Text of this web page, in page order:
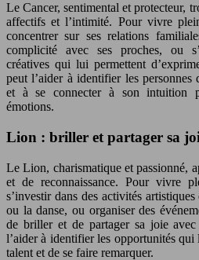
Le Cancer, sentimental et protecteur,
affectifs et l’intimité. Pour vivre
concentrer sur ses relations
complicité avec ses proches, ou
créatives qui lui permettent
peut l’aider à identifier les
et à se connecter à son intuition
émotions.
Lion : briller et partager sa
Le Lion, charismatique et passionné,
et de reconnaissance. Pour vivre
s’investir dans des activités
ou la danse, ou organiser des
de briller et de partager sa joie
l’aider à identifier les opportunités qui
talent et de se faire remarquer.